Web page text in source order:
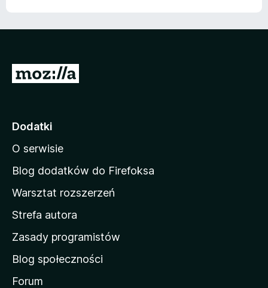
S
o
a
d
m
o
w
M
o
Dodatki
O serwisie
Blog dodatków do Firefoksa
Warsztat rozszerzeń
Strefa autora
Zasady programistów
Blog społeczności
Forum